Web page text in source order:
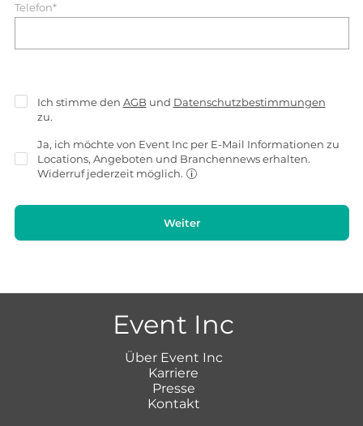
Telefon*
Ich stimme den AGB und Datenschutzbestimmungen
zu.
Ja, ich möchte von Event Inc per E-Mail Informationen zu
Locations, Angeboten und Branchennews erhalten.
Widerruf jederzeit möglich.
Weiter
Event Inc
Über Event Inc
Karriere
Presse
Kontakt